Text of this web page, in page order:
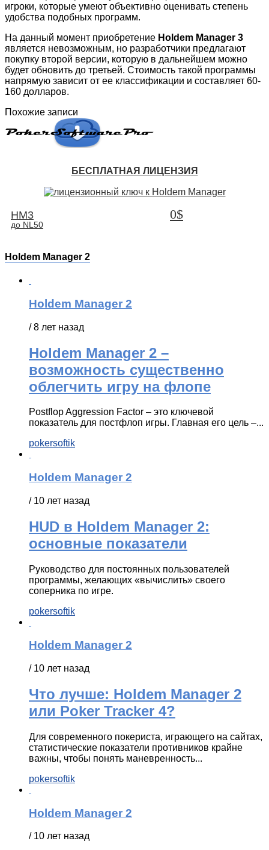
игроки, которые умеют объективно оценивать степень
удобства подобных программ.
На данный момент приобретение Holdem Manager 3
является невозможным, но разработчики предлагают
покупку второй версии, которую в дальнейшем можно
будет обновить до третьей. Стоимость такой программы
напрямую зависит от ее классификации и составляет 60-
160 долларов.
Похожие записи
БЕСПЛАТНАЯ ЛИЦЕНЗИЯ
HM3
до NL50
0$
Holdem Manager 2
Holdem Manager 2
/ 8 лет назад
Holdem Manager 2 –
возможность существенно
облегчить игру на флопе
Postflop Aggression Factor – это ключевой
показатель для постфлоп игры. Главная его цель –...
pokersoftik
Holdem Manager 2
/ 10 лет назад
HUD в Holdem Manager 2:
основные показатели
Руководство для постоянных пользователей
программы, желающих «вычислить» своего
соперника по игре.
pokersoftik
Holdem Manager 2
/ 10 лет назад
Что лучше: Holdem Manager 2
или Poker Tracker 4?
Для современного покериста, играющего на сайтах,
статистические показатели противников крайне
важны, чтобы понять маневренность...
pokersoftik
Holdem Manager 2
/ 10 лет назад